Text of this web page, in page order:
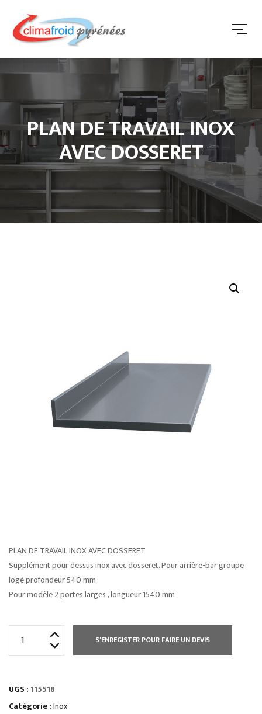
PLAN DE TRAVAIL INOX
AVEC DOSSERET
PLAN DE TRAVAIL INOX AVEC DOSSERET
Supplément pour dessus inox avec dosseret. Pour arrière-bar groupe
logé profondeur 540 mm
Pour modèle 2 portes larges , longueur 1540 mm
TRAVAIL
INOX
S'ENREGISTER POUR FAIRE UN DEVIS
UGS : 115518
Catégorie :Inox